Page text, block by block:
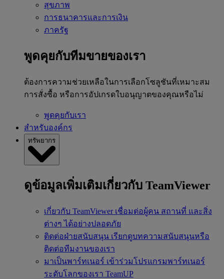
สุขภาพ
การธนาคารและการเงิน
ภาครัฐ
พูดคุยกับทีมขายของเรา
ต้องการความช่วยเหลือในการเลือกโซลูชันที่เหมาะสม
การสั่งซื้อ หรือการอัปเกรดใบอนุญาตของคุณหรือไม่
พูดคุยกับเรา
สำหรับองค์กร
ทรัพยากร
ดูข้อมูลเพิ่มเติมเกี่ยวกับ TeamViewer
เกี่ยวกับ TeamViewer เชื่อมต่อผู้คน สถานที่ และสิ่ง
ต่างๆ ได้อย่างปลอดภัย
ติดต่อฝ่ายสนับสนุน เรียกดูบทความสนับสนุนหรือ
ติดต่อทีมงานของเรา
มาเป็นพาร์ทเนอร์ เข้าร่วมโปรแกรมพาร์ทเนอร์
ระดับโลกของเรา TeamUP